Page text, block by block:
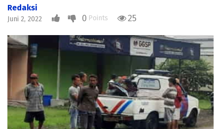
Redaksi
Juni 2, 2022 0 Points 25